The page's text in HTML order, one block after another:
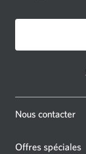
Nous contacter
Offres spéciales